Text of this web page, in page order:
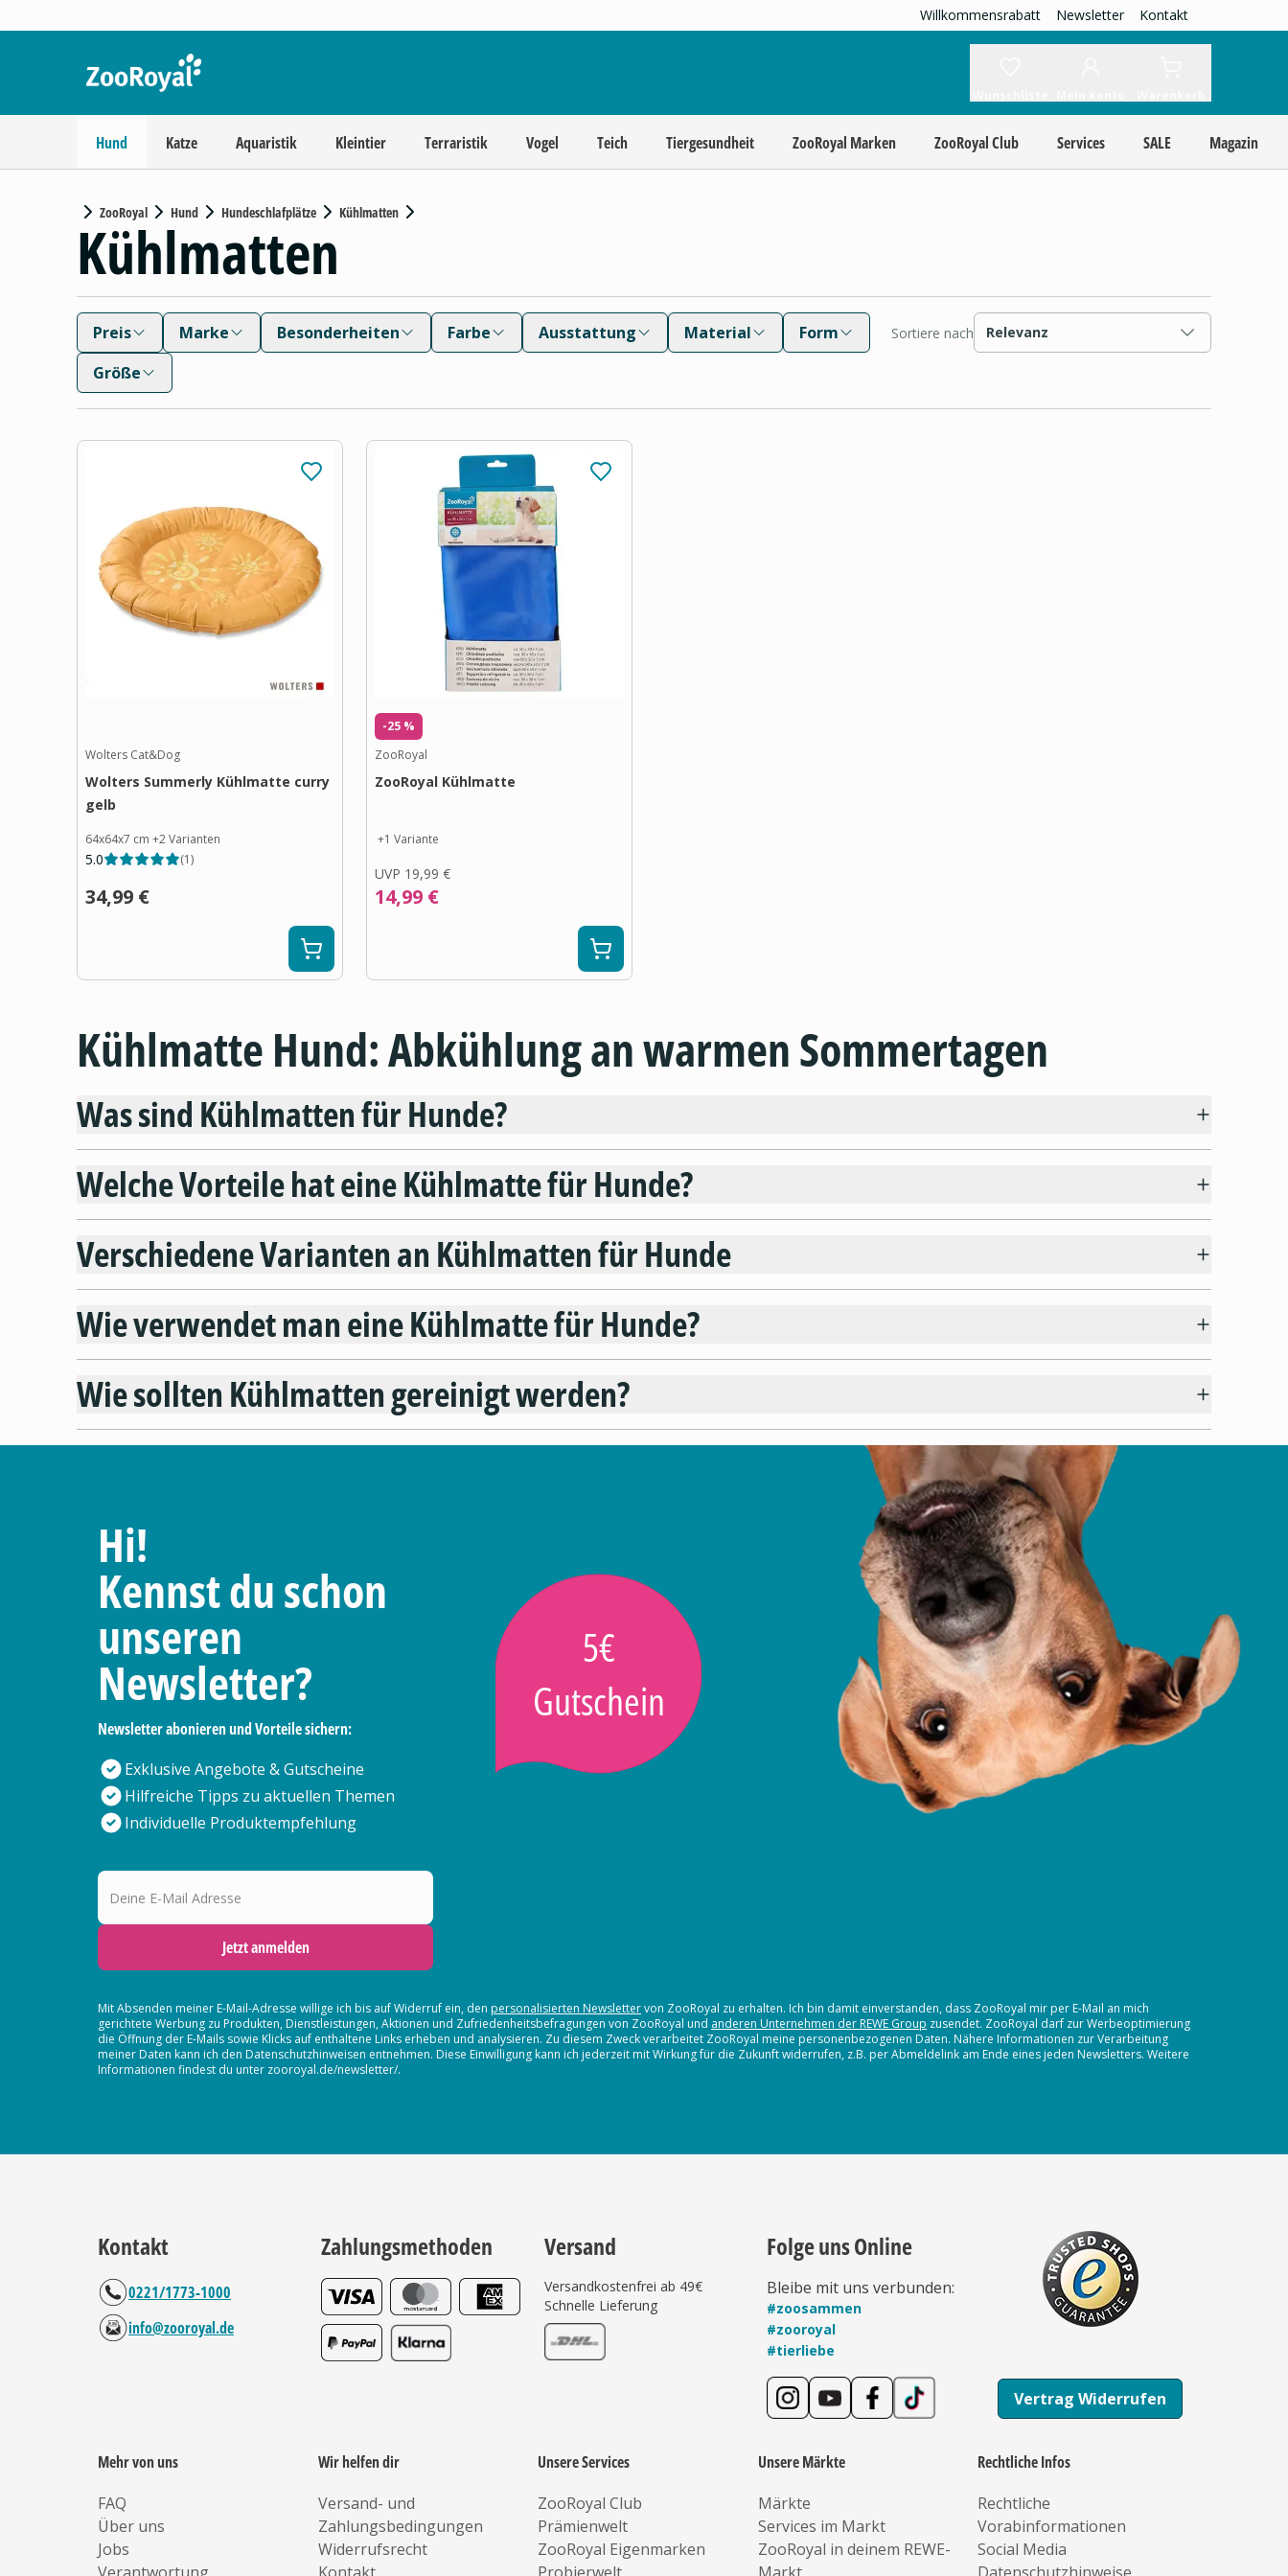
Willkommensrabatt Newsletter Kontakt
Hund Katze Aquaristik Kleintier Terraristik Vogel Teich Tiergesundheit ZooRoyal Marken ZooRoyal Club Services SALE Magazin
ZooRoyal Hund Hundeschlafplätze Kühlmatten
Kühlmatten
Preis Marke Besonderheiten Farbe Ausstattung Material
Form
Größe
Sortiere nach Relevanz
Wolters Cat&Dog
Wolters Summerly Kühlmatte curry
gelb
64x64x7 cm +2Varianten
5.0 (1)
34,99 €
-25 %
ZooRoyal
ZooRoyal Kühlmatte
+1 Variante
UVP 19,99 €
14,99 €
Kühlmatte Hund: Abkühlung an warmen Sommertagen
Was sind Kühlmatten für Hunde?
Welche Vorteile hat eine Kühlmatte für Hunde?
Verschiedene Varianten an Kühlmatten für Hunde
Wie verwendet man eine Kühlmatte für Hunde?
Wie sollten Kühlmatten gereinigt werden?
Hi!
Kennst du schon
unseren
Newsletter?
Newsletter abonieren und Vorteile sichern:
Exklusive Angebote & Gutscheine
Hilfreiche Tipps zu aktuellen Themen
Individuelle Produktempfehlung
5€
Gutschein
Deine E-Mail Adresse
Jetzt anmelden
Mit Absenden meiner E-Mail-Adresse willige ich bis auf Widerruf ein, den personalisierten Newslettervon ZooRoyal zu erhalten. Ich bin damit einverstanden, dass ZooRoyal mir per E-Mail an mich
gerichtete Werbung zu Produkten, Dienstleistungen, Aktionen und Zufriedenheitsbefragungen von ZooRoyal und anderen Unternehmen der REWE Group zusendet. ZooRoyal darf zur Werbeoptimierung
die Öffnung der E-Mails sowie Klicks auf enthaltene Links erheben und analysieren. Zu diesem Zweck verarbeitet ZooRoyal meine personenbezogenen Daten. Nähere Informationen zur Verarbeitung
meiner Daten kann ich den Datenschutzhinweisen entnehmen. Diese Einwilligung kann ich jederzeit mit Wirkung für die Zukunft widerrufen, z.B. per Abmeldelink am Ende eines jeden Newsletters. Weitere
Informationen findest du unter zooroyal.de/newsletter/.
Kontakt
0221/1773-1000
info@zooroyal.de
Zahlungsmethoden Versand
Versandkostenfrei ab 49€
Schnelle Lieferung
Folge uns Online
Bleibe mit uns verbunden:
#zoosammen
#zooroyal
#tierliebe
Vertrag Widerrufen
Mehr von uns
FAQ
Über uns
Jobs
Wir helfen dir
Versand- und
Zahlungsbedingungen
Widerrufsrecht
Unsere Services
ZooRoyal Club
Prämienwelt
ZooRoyal Eigenmarken
Unsere Märkte
Märkte
Services im Markt
ZooRoyal in deinem REWE-
Rechtliche Infos
Rechtliche
Vorabinformationen
Social Media